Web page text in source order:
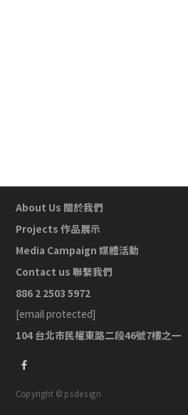
About Us 關於我們
Projects 作品展示
Media Campaign 媒體活動
Contact us 聯繫我們
886 2 2503 5972
[email protected]
104 台北市民權東路二段46號7樓之一
Copyright © psdesign